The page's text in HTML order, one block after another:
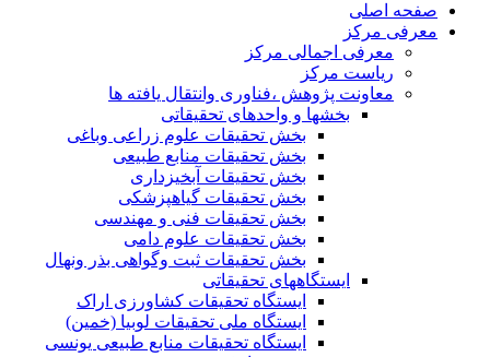
صفحه اصلی
معرفی مرکز
معرفی اجمالی مرکز
ریاست مرکز
معاونت پژوهش ،فناوری وانتقال یافته ها
بخشها و واحدهای تحقیقاتی
بخش تحقیقات علوم زراعی وباغی
بخش تحقیقات منابع طبیعی
بخش تحقیقات آبخیزداری
بخش تحقیقات گیاهپزشکی
بخش تحقیقات فنی و مهندسی
بخش تحقیقات علوم دامی
بخش تحقیقات ثبت وگواهی بذر ونهال
ایستگاههای تحقیقاتی
ایستگاه تحقیقات کشاورزی اراک
ایستگاه ملی تحقیقات لوبیا (خمین)
ایستگاه تحقیقات منابع طبیعی یونسی